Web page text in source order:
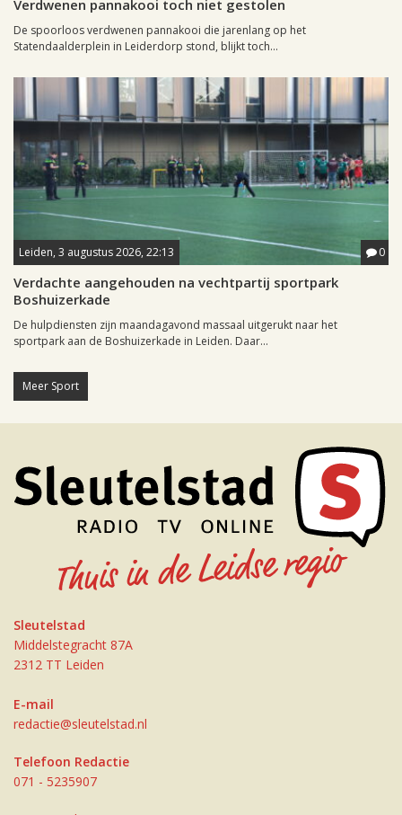
Verdwenen pannakooi toch niet gestolen
De spoorloos verdwenen pannakooi die jarenlang op het
Statendaalderplein in Leiderdorp stond, blijkt toch...
Leiden, 3 augustus 2026, 22:13 0
Verdachte aangehouden na vechtpartij sportpark
Boshuizerkade
De hulpdiensten zijn maandagavond massaal uitgerukt naar het
sportpark aan de Boshuizerkade in Leiden. Daar...
Meer Sport
Sleutelstad
Middelstegracht 87A
2312 TT Leiden
E-mail
redactie@sleutelstad.nl
Telefoon Redactie
071 - 5235907